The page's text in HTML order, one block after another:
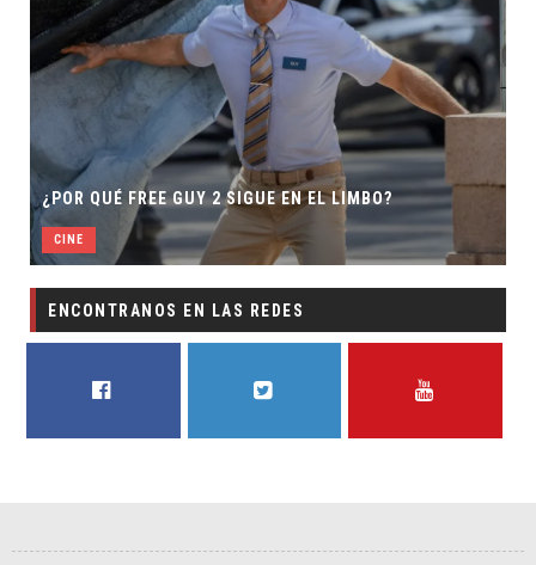
¿POR QUÉ FREE GUY 2 SIGUE EN EL LIMBO?
CINE
ENCONTRANOS EN LAS REDES